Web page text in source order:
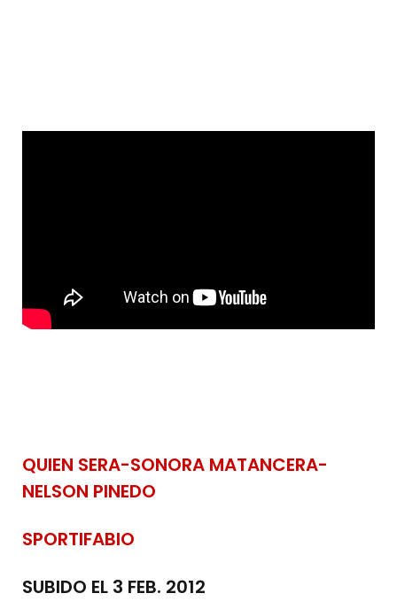
QUIEN SERA-SONORA MATANCERA-
NELSON PINEDO
SPORTIFABIO
SUBIDO EL 3 FEB. 2012